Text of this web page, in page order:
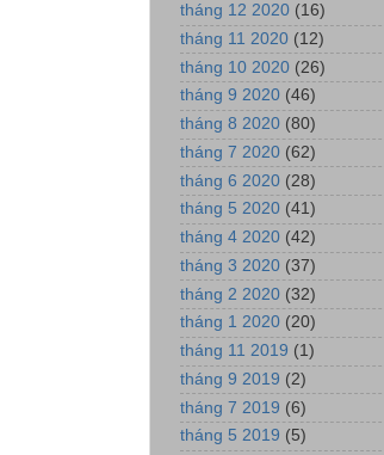
tháng 12 2020 (16)
tháng 11 2020 (12)
tháng 10 2020 (26)
tháng 9 2020 (46)
tháng 8 2020 (80)
tháng 7 2020 (62)
tháng 6 2020 (28)
tháng 5 2020 (41)
tháng 4 2020 (42)
tháng 3 2020 (37)
tháng 2 2020 (32)
tháng 1 2020 (20)
tháng 11 2019 (1)
tháng 9 2019 (2)
tháng 7 2019 (6)
tháng 5 2019 (5)